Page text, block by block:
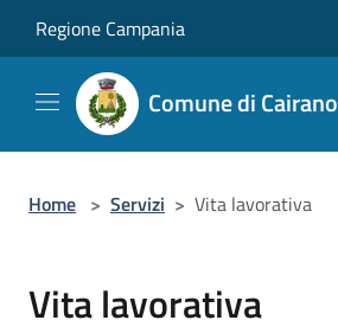
Regione Campania
Comune di Cairano
Home > Servizi > Vita lavorativa
Vita lavorativa